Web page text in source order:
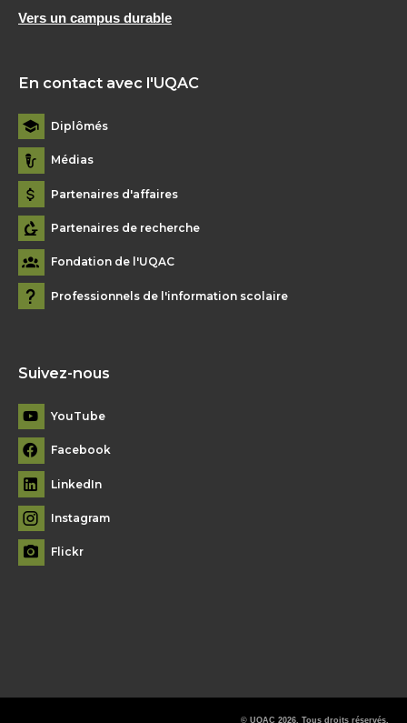
Vers un campus durable
En contact avec l'UQAC
Diplômés
Médias
Partenaires d'affaires
Partenaires de recherche
Fondation de l'UQAC
Professionnels de l'information scolaire
Suivez-nous
YouTube
Facebook
LinkedIn
Instagram
Flickr
© UQAC 2026. Tous droits réservés.